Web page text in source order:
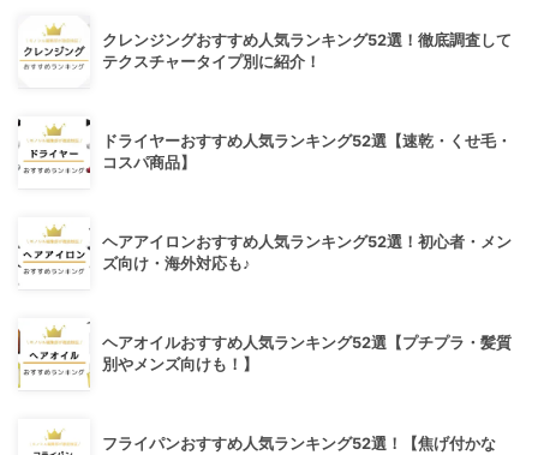
クレンジングおすすめ人気ランキング52選！徹底調査して
テクスチャータイプ別に紹介！
ドライヤーおすすめ人気ランキング52選【速乾・くせ毛・
コスパ商品】
ヘアアイロンおすすめ人気ランキング52選！初心者・メン
ズ向け・海外対応も♪
ヘアオイルおすすめ人気ランキング52選【プチプラ・髪質
別やメンズ向けも！】
フライパンおすすめ人気ランキング52選！【焦げ付かな